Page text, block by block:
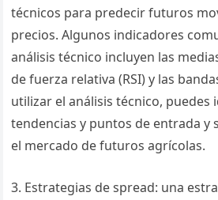
técnicos para predecir futuros
precios. Algunos indicadores
análisis técnico incluyen las
de fuerza relativa (RSI) y las
utilizar el análisis técnico, puedes
tendencias y puntos de entrada y
el mercado de futuros agrícolas.
3. Estrategias de spread: una